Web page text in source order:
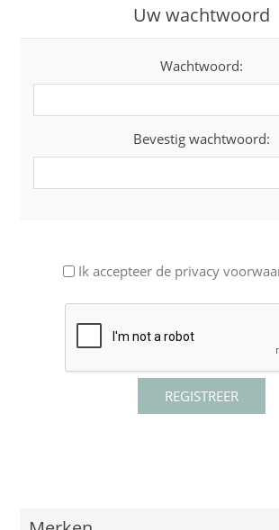
Uw wachtwoord
Wachtwoord:
Bevestig wachtwoord:
Ik accepteer de privacy